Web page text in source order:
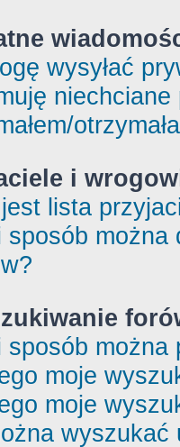
wysyłać
i
lista
sposób można
sposób można
moje
moje
wyszukać